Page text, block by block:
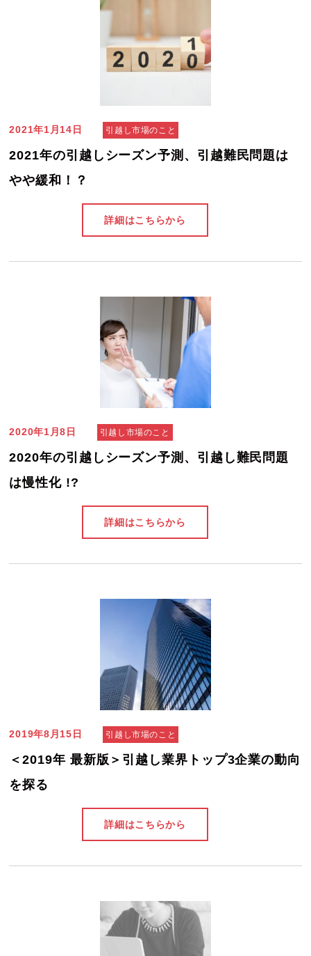
2021年1月14日 引越し市場のこと
2021年の引越しシーズン予測、引越難民問題は
やや緩和！？
詳細はこちらから
2020年1月8日 引越し市場のこと
2020年の引越しシーズン予測、引越し難民問題
は慢性化 !?
詳細はこちらから
2019年8月15日 引越し市場のこと
＜2019年 最新版＞引越し業界トップ3企業の動向
を探る
詳細はこちらから